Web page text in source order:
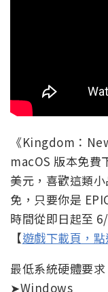
《Kingdom：
macOS 版本免費
美元，喜歡這類
免，只要你是
時間從即日起至
【遊戲下載頁，
最低系統硬體要求
➤Windows